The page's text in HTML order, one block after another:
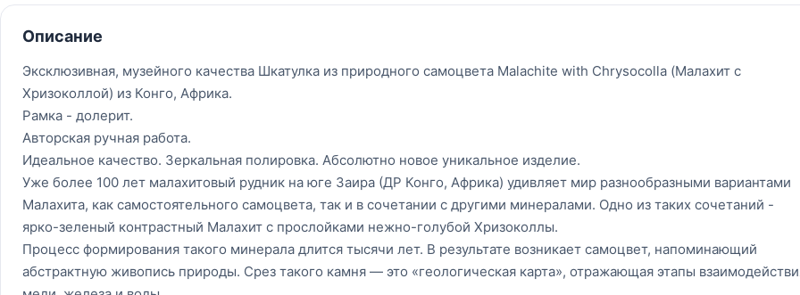
Описание
Эксклюзивная, музейного качества Шкатулка из природного самоцвета Malachite with Chrysocolla (Малахит с
Хризоколлой) из Конго, Африка.
Рамка - долерит.
Авторская ручная работа.
Идеальное качество. Зеркальная полировка. Абсолютно новое уникальное изделие.
Уже более 100 лет малахитовый рудник на юге Заира (ДР Конго, Африка) удивляет мир разнообразными вариантами
Малахита, как самостоятельного самоцвета, так и в сочетании с другими минералами. Одно из таких сочетаний -
ярко-зеленый контрастный Малахит с прослойками нежно-голубой Хризоколлы.
Процесс формирования такого минерала длится тысячи лет. В результате возникает самоцвет, напоминающий
абстрактную живопись природы. Срез такого камня — это «геологическая карта», отражающая этапы